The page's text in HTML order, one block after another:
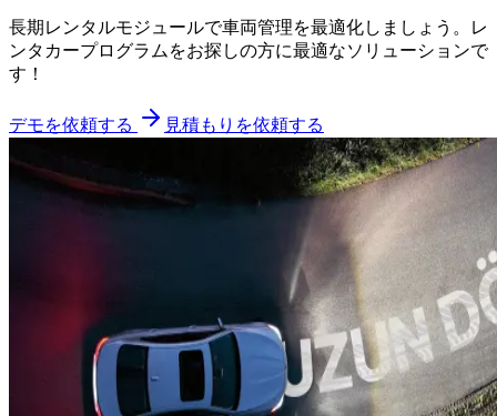
長期レンタルモジュールで車両管理を最適化しましょう。レ
ンタカープログラムをお探しの方に最適なソリューションで
す！
デモを依頼する 見積もりを依頼する